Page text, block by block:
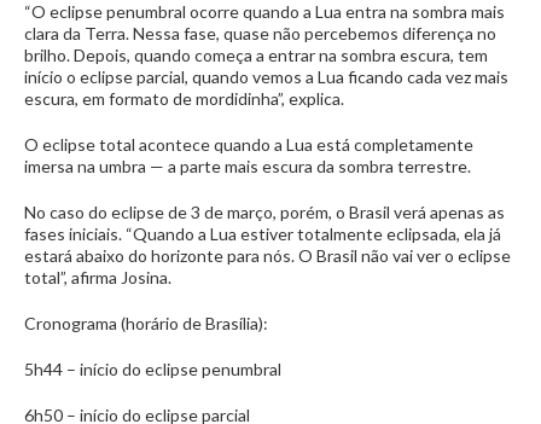
“O eclipse penumbral ocorre quando a Lua entra na sombra mais
clara da Terra. Nessa fase, quase não percebemos diferença no
brilho. Depois, quando começa a entrar na sombra escura, tem
início o eclipse parcial, quando vemos a Lua ficando cada vez mais
escura, em formato de mordidinha”, explica.
O eclipse total acontece quando a Lua está completamente
imersa na umbra — a parte mais escura da sombra terrestre.
No caso do eclipse de 3 de março, porém, o Brasil verá apenas as
fases iniciais. “Quando a Lua estiver totalmente eclipsada, ela já
estará abaixo do horizonte para nós. O Brasil não vai ver o eclipse
total”, afirma Josina.
Cronograma (horário de Brasília):
5h44 – início do eclipse penumbral
6h50 – início do eclipse parcial